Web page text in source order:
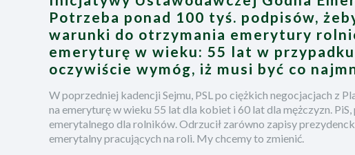
Potrzeba ponad 100 tyś. podpisów,
warunki do otrzymania emerytury
emeryturę w wieku: 55 lat w
oczywiście wymóg, iż musi być co
W poprzedniej kadencji Sejmu, PSL po ciężkich negocjacjach z
na emeryturę w wieku 55 lat dla kobiet i 60 lat dla mężczyzn.
emerytalnego dla rolników. Odrzucił zarówno zapisy
emerytalny pracujących na roli. My chcemy to zmienić.